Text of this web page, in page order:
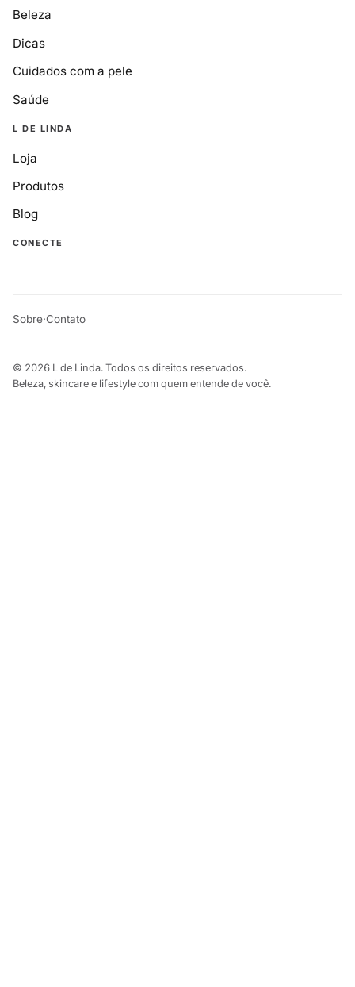
Beleza
Dicas
Cuidados com a pele
Saúde
L DE LINDA
Loja
Produtos
Blog
CONECTE
Sobre·Contato
© 2026 L de Linda. Todos os direitos reservados.
Beleza, skincare e lifestyle com quem entende de você.